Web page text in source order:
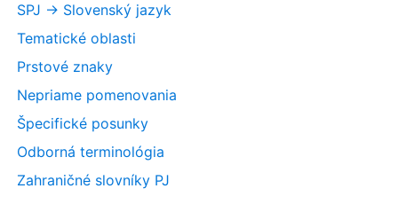
SPJ -> Slovenský jazyk
Tematické oblasti
Prstové znaky
Nepriame pomenovania
Špecifické posunky
Odborná terminológia
Zahraničné slovníky PJ